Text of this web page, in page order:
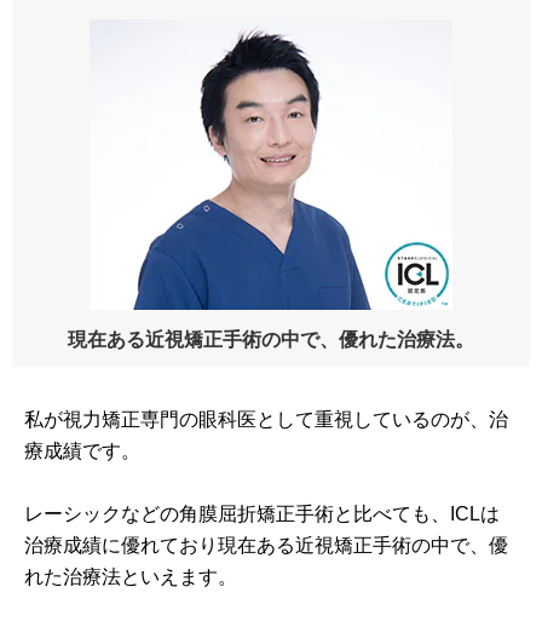
現在ある近視矯正手術の中で、優れた治療法。
私が視力矯正専門の眼科医として重視しているのが、治
療成績です。
レーシックなどの角膜屈折矯正手術と比べても、ICLは
治療成績に優れており現在ある近視矯正手術の中で、優
れた治療法といえます。